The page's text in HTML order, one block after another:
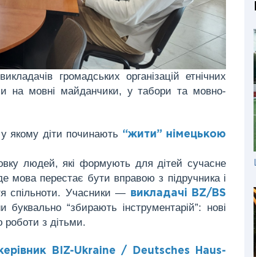
громадських організацій етнічних
на мовні майданчики, у табори та мовно-
якому діти починають “жити” німецькою
людей, які формують для дітей сучасне
мова перестає бути вправою з підручника і
спільноти. Учасники — викладачі BZ/BS
“збирають інструментарій”: нові
роботи з дітьми.
BIZ-Ukraine / Deutsches Haus-